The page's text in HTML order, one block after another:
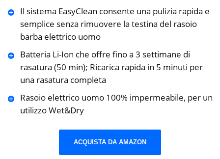
Il sistema EasyClean consente una pulizia rapida e
semplice senza rimuovere la testina del rasoio
barba elettrico uomo
Batteria Li-Ion che offre fino a 3 settimane di
rasatura (50 min); Ricarica rapida in 5 minuti per
una rasatura completa
Rasoio elettrico uomo 100% impermeabile, per un
utilizzo Wet&Dry
ACQUISTA DA AMAZON